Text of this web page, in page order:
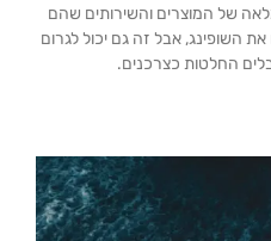
של המוצרים והשירותים שהם
השופינג, אבל זה גם יכול לגרום
החלטות כצרכנים.